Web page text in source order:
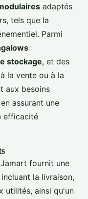
adaptés
tels que la
Parmi
stockage, et des
la vente ou à la
aux besoins
assurant une
efficacité
fournit une
incluant la livraison,
utilités, ainsi qu'un